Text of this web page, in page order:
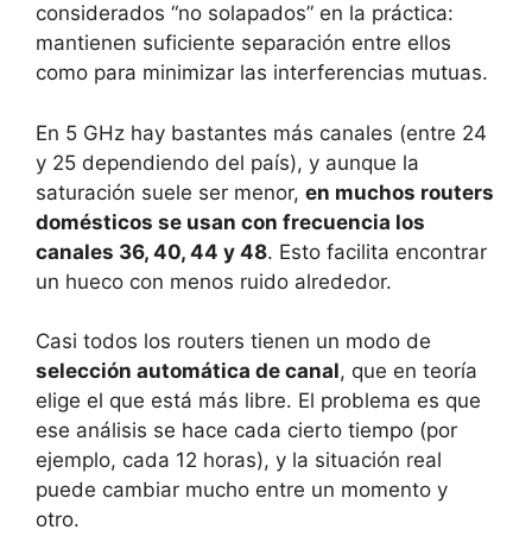
considerados “no solapados” en la práctica:
mantienen suficiente separación entre ellos
como para minimizar las interferencias mutuas.
En 5 GHz hay bastantes más canales (entre 24
y 25 dependiendo del país), y aunque la
saturación suele ser menor, en muchos routers
domésticos se usan con frecuencia los
canales 36, 40, 44 y 48. Esto facilita encontrar
un hueco con menos ruido alrededor.
Casi todos los routers tienen un modo de
selección automática de canal, que en teoría
elige el que está más libre. El problema es que
ese análisis se hace cada cierto tiempo (por
ejemplo, cada 12 horas), y la situación real
puede cambiar mucho entre un momento y
otro.